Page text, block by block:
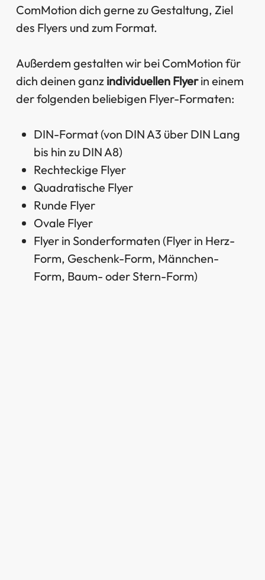
ComMotion dich gerne zu Gestaltung, Ziel
des Flyers und zum Format.
Außerdem gestalten wir bei ComMotion für
dich deinen ganz individuellen Flyerin einem
der folgenden beliebigen Flyer-Formaten:
DIN-Format (von DIN A3 über DIN Lang
bis hin zu DIN A8)
Rechteckige Flyer
Quadratische Flyer
Runde Flyer
Ovale Flyer
Flyer in Sonderformaten (Flyer in Herz-
Form, Geschenk-Form, Männchen-
Form, Baum- oder Stern-Form)